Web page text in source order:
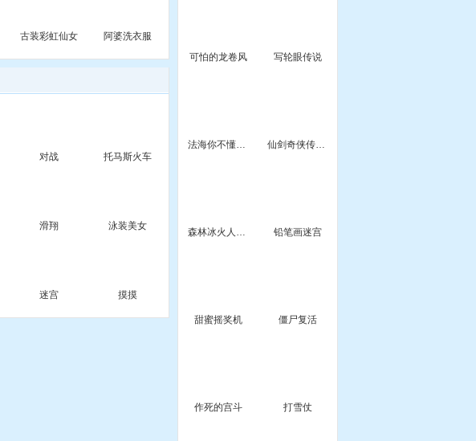
古装彩虹仙女 阿婆洗衣服
对战 托马斯火车
滑翔 泳装美女
迷宫 摸摸
可怕的龙卷风 写轮眼传说
法海你不懂爱舞蹈版 仙剑奇侠传三之千年缘
森林冰火人3中文无敌版 铅笔画迷宫
甜蜜摇奖机 僵尸复活
作死的宫斗 打雪仗